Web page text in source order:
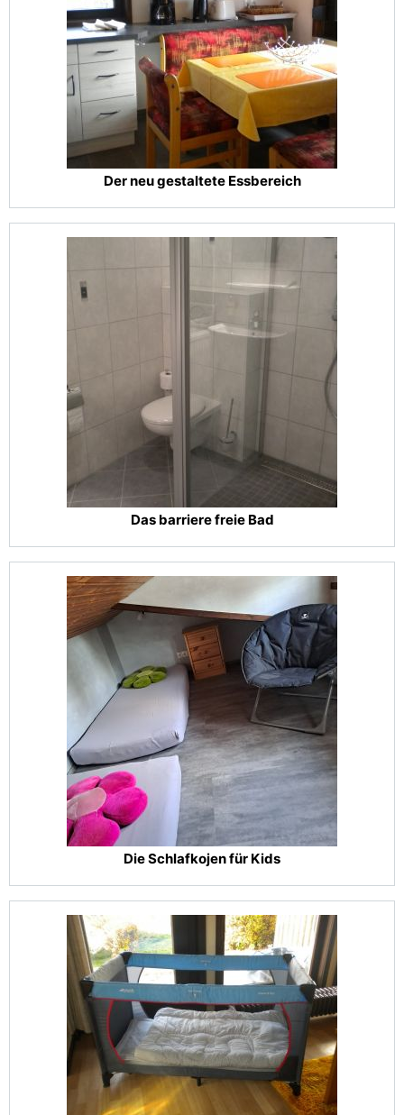
Der neu gestaltete Essbereich
Das barriere freie Bad
Die Schlafkojen für Kids